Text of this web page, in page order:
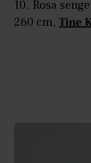
10. Rosa
260 cm, Tine